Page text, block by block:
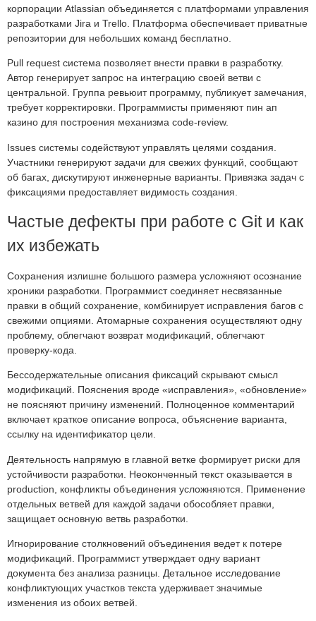
корпорации Atlassian объединяется с платформами управления
разработками Jira и Trello. Платформа обеспечивает приватные
репозитории для небольших команд бесплатно.
Pull request система позволяет внести правки в разработку.
Автор генерирует запрос на интеграцию своей ветви с
центральной. Группа ревьюит программу, публикует замечания,
требует корректировки. Программисты применяют пин ап
казино для построения механизма code-review.
Issues системы содействуют управлять целями создания.
Участники генерируют задачи для свежих функций, сообщают
об багах, дискутируют инженерные варианты. Привязка задач с
фиксациями предоставляет видимость создания.
Частые дефекты при работе с Git и как
их избежать
Сохранения излишне большого размера усложняют осознание
хроники разработки. Программист соединяет несвязанные
правки в общий сохранение, комбинирует исправления багов с
свежими опциями. Атомарные сохранения осуществляют одну
проблему, облегчают возврат модификаций, облегчают
проверку-кода.
Бессодержательные описания фиксаций скрывают смысл
модификаций. Пояснения вроде «исправления», «обновление»
не поясняют причину изменений. Полноценное комментарий
включает краткое описание вопроса, объяснение варианта,
ссылку на идентификатор цели.
Деятельность напрямую в главной ветке формирует риски для
устойчивости разработки. Неоконченный текст оказывается в
production, конфликты объединения усложняются. Применение
отдельных ветвей для каждой задачи обособляет правки,
защищает основную ветвь разработки.
Игнорирование столкновений объединения ведет к потере
модификаций. Программист утверждает одну вариант
документа без анализа разницы. Детальное исследование
конфликтующих участков текста удерживает значимые
изменения из обоих ветвей.